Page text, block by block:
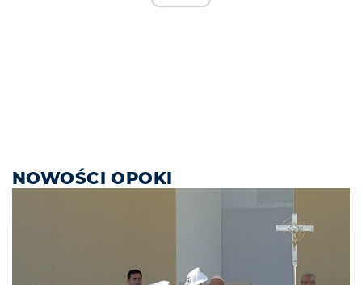
NOWOŚCI OPOKI